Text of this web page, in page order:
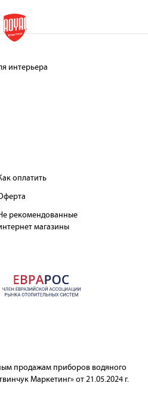
интерьера
оплатить
рекомендованные
магазины
продажам приборов водяного
Маркетинг» от 21.05.2024 г.